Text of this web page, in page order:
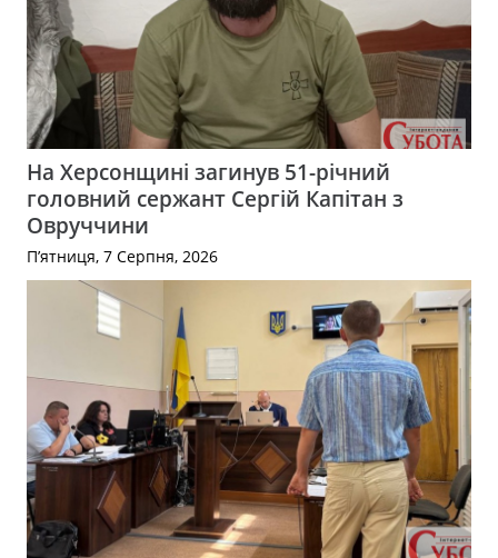
На Херсонщині загинув 51-річний
головний сержант Сергій Капітан з
Овруччини
П’ятниця, 7 Серпня, 2026